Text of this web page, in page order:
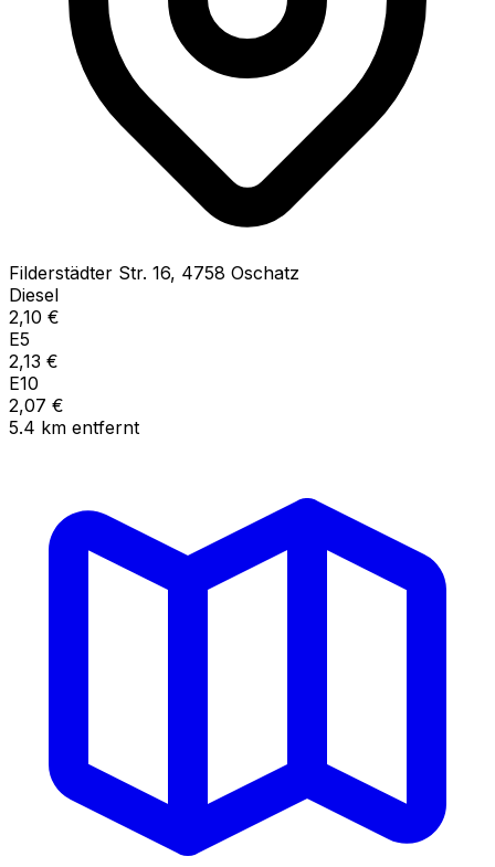
Filderstädter Str. 16, 4758 Oschatz
Diesel
2,10 €
E5
2,13 €
E10
2,07 €
5.4 km entfernt